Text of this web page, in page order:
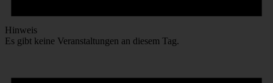
Hinweis
Es gibt keine Veranstaltungen an diesem Tag.